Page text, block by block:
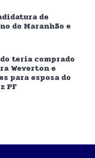
de
do Maranhão e
teria comprado
Weverton e
para esposa do
PF